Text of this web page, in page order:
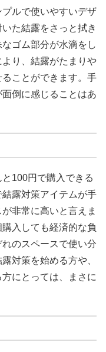
ルで使いやすいデザ
た結露をさっと拭き
ゴム部分が水滴をし
り、結露がたまりや
ことができます。手
倒に感じることはあ
100円で購入できる
露対策アイテムが手
非常に高いと言えま
入しても経済的な負
のスペースで使い分
対策を始める方や、
にとっては、まさに